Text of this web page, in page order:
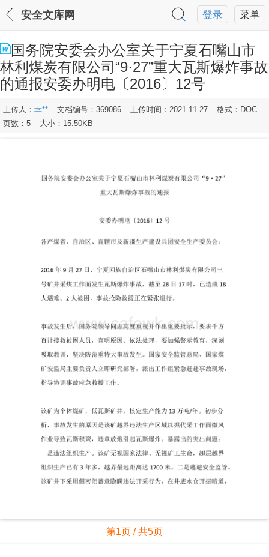
菜单
登录
安全文库网
国务院安委会办公室关于宁夏石嘴山市
林利煤炭有限公司“9·27”重大瓦斯爆炸事故
的通报安委办明电〔2016〕12号
上传人： 幸** 文档编号：369086 上传时间：2021-11-27
格式：DOC
页数：5
大小：15.50KB
第1页 / 共5页